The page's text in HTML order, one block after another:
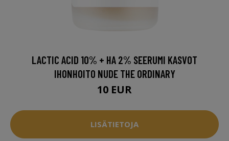
LACTIC ACID 10% + HA 2% SEERUMI KASVOT
IHONHOITO NUDE THE ORDINARY
10 EUR
LISÄTIETOJA